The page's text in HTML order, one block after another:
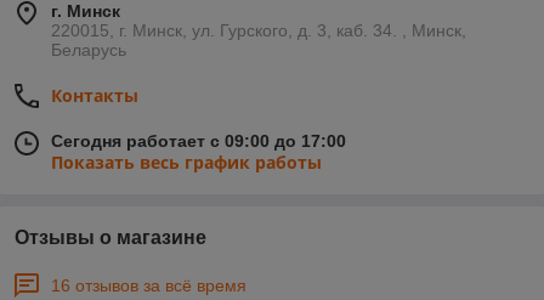
г. Минск
220015, г. Минск, ул. Гурского, д. 3, каб. 34. , Минск,
Беларусь
Контакты
Сегодня работает с 09:00 до 17:00
Показать весь график работы
Отзывы о магазине
16 отзывов за всё время